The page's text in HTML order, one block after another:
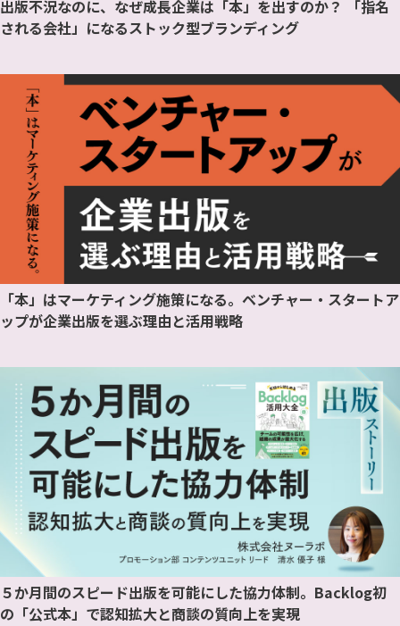
出版不況なのに、なぜ成長企業は「本」を出すのか？ 「指名
される会社」になるストック型ブランディング
「本」はマーケティング施策になる。ベンチャー・スタートア
ップが企業出版を選ぶ理由と活用戦略
５か月間のスピード出版を可能にした協力体制。Backlog初
の「公式本」で認知拡大と商談の質向上を実現